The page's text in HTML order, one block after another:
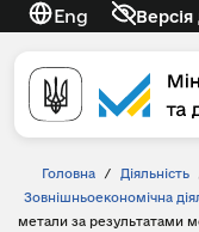
Eng
Головна / Діяльність
Зовнішньоекономічна
метали за результатами